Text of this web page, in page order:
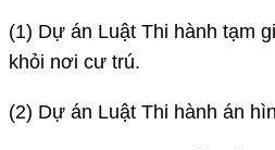
(1) Dự án Luật Thi hành tạm
khỏi nơi cư trú.
(2) Dự án Luật Thi hành án